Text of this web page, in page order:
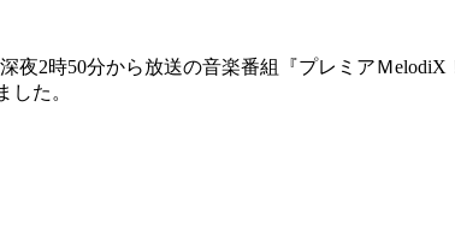
2時50分から放送の音楽番組『プレミアＭelodiX
た。